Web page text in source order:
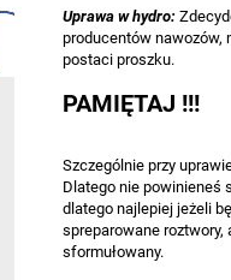
Uprawa w hydro:
producentów nawozów,
postaci proszku.
PAMIĘTAJ !!!
Szczególnie przy
Dlatego nie powinieneś
dlatego najlepiej jeżeli
spreparowane
sformułowany.